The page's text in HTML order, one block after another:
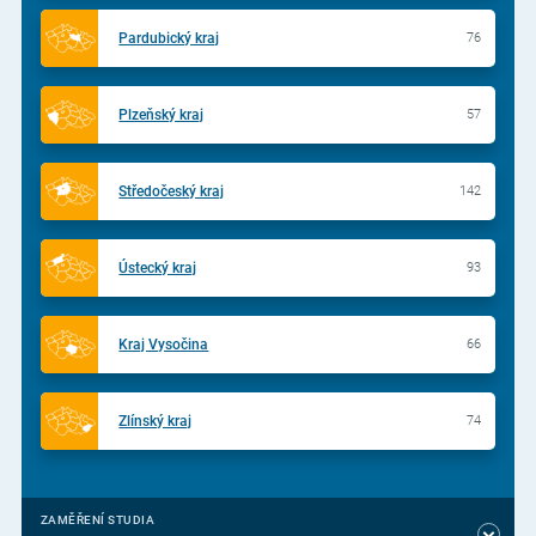
Pardubický kraj 76
Plzeňský kraj 57
Středočeský kraj 142
Ústecký kraj 93
Kraj Vysočina 66
Zlínský kraj 74
ZAMĚŘENÍ STUDIA